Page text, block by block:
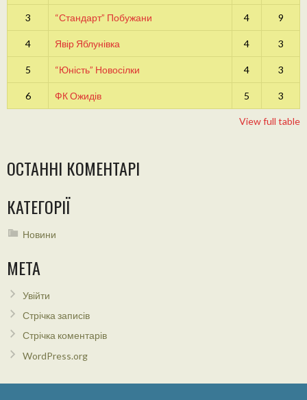
3 “Стандарт” Побужани 4 9
4 Явір Яблунівка 4 3
5 “Юність” Новосілки 4 3
6 ФК Ожидів 5 3
View full table
ОСТАННІ КОМЕНТАРІ
КАТЕГОРІЇ
Новини
МЕТА
Увійти
Стрічка записів
Стрічка коментарів
WordPress.org